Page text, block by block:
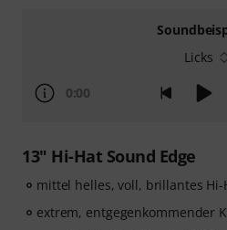
Licks
0:00
13" Hi-Hat Sound Edge
mittel helles, voll, brillantes Hi-
extrem, entgegenkommender